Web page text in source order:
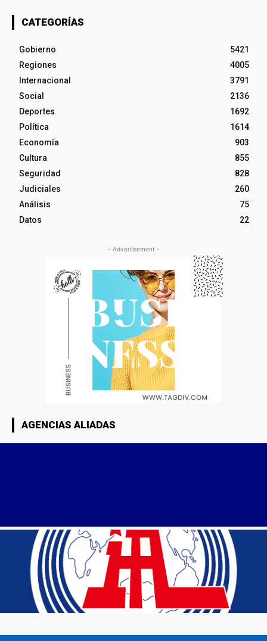
CATEGORÍAS
Gobierno
5421
Regiones
4005
Internacional
3791
Social
2136
Deportes
1692
Política
1614
Economía
903
Cultura
855
Seguridad
828
Judiciales
260
Análisis
75
Datos
22
- Advertisement -
AGENCIAS ALIADAS